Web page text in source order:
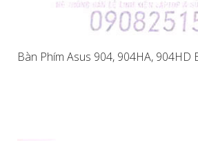
Bàn Phím Asus 904, 904HA, 904HD